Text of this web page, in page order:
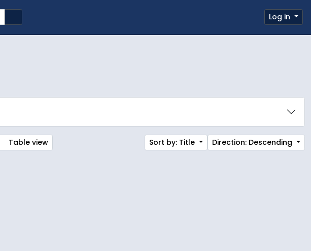
Quick linksLog in
Table view Sort by: Title Direction: Descending